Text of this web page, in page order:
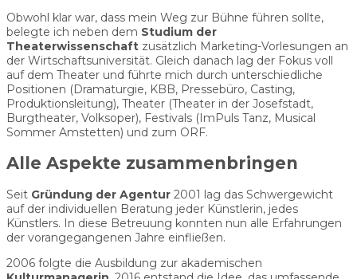
Obwohl klar war, dass mein Weg zur Bühne führen sollte,
belegte ich neben dem Studium der
Theaterwissenschaft zusätzlich Marketing-Vorlesungen an
der Wirtschaftsuniversität. Gleich danach lag der Fokus voll
auf dem Theater und führte mich durch unterschiedliche
Positionen (Dramaturgie, KBB, Pressebüro, Casting,
Produktionsleitung), Theater (Theater in der Josefstadt,
Burgtheater, Volksoper), Festivals (ImPuls Tanz, Musical
Sommer Amstetten) und zum ORF.
Alle Aspekte zusammenbringen
Seit Gründung der Agentur 2001 lag das Schwergewicht
auf der individuellen Beratung jeder Künstlerin, jedes
Künstlers. In diese Betreuung konnten nun alle Erfahrungen
der vorangegangenen Jahre einfließen.
2006 folgte die Ausbildung zur akademischen